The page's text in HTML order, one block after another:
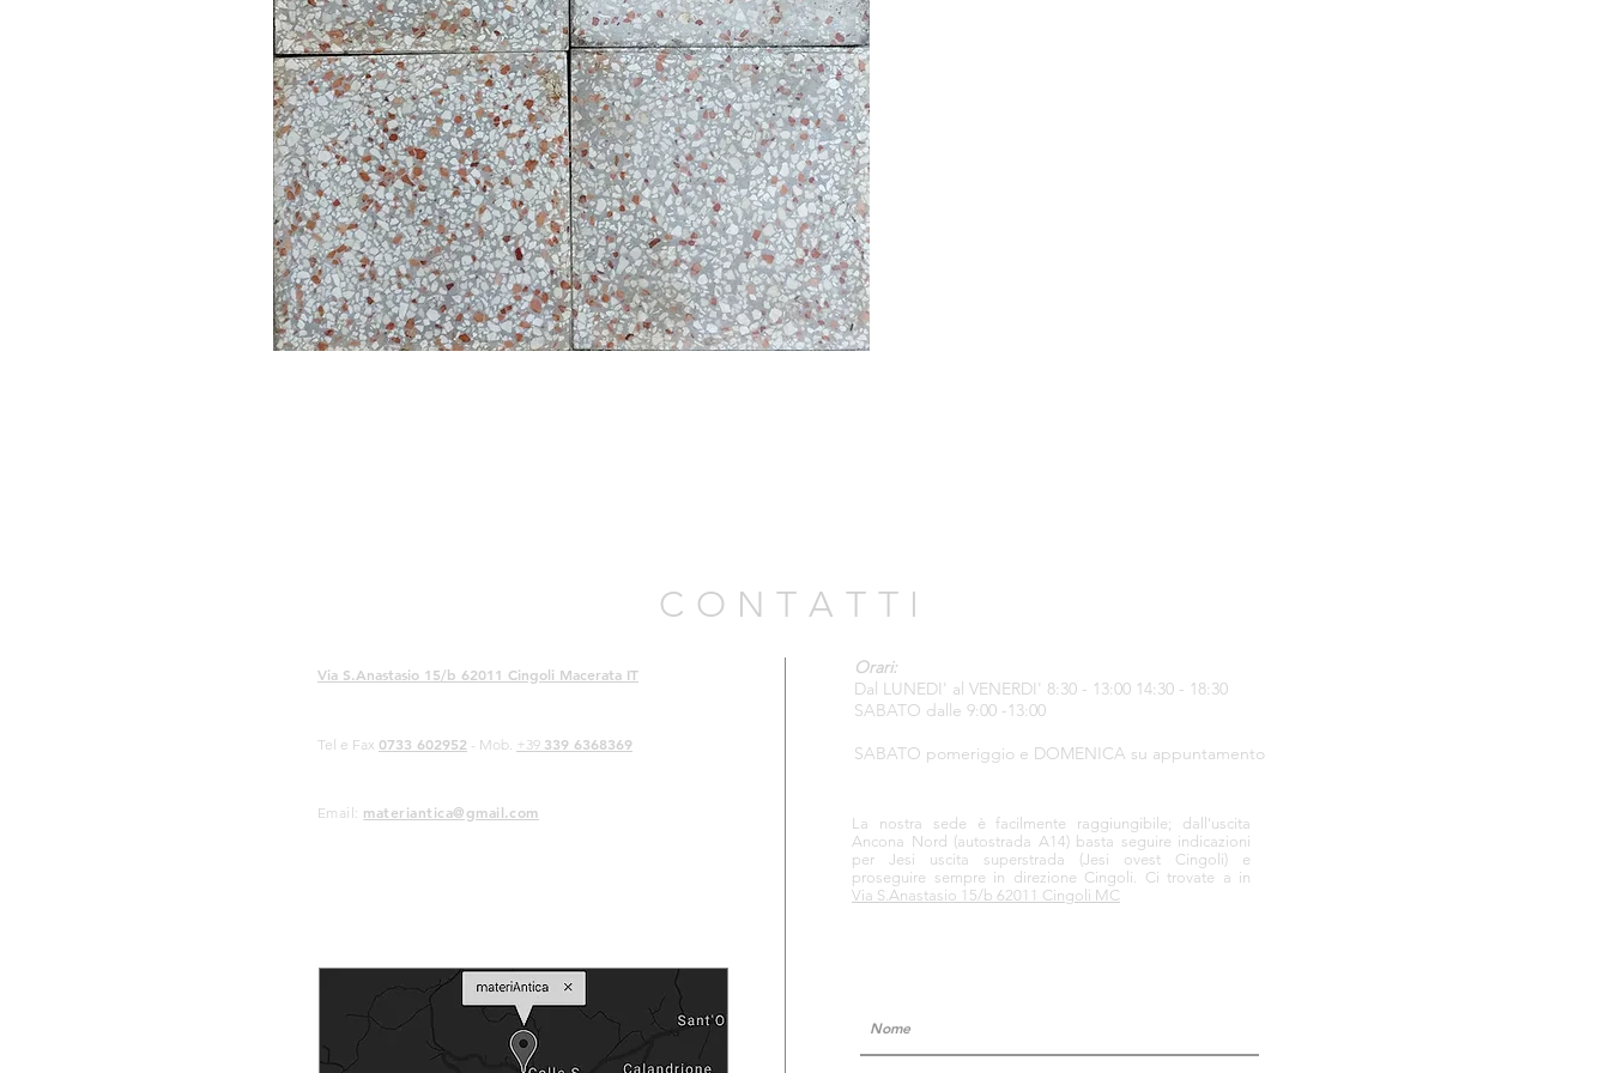
C O N T A T T I
Via S.Anastasio 15/b 62011 Cingoli Macerata IT
Tel e Fax 0733 602952 - Mob. +39 339 6368369
Email: materiantica@gmail.com
Orari:
Dal LUNEDI' al VENERDI' 8:30 - 13:00 14:30 - 18:30
SABATO dalle 9:00 -13:00
SABATO pomeriggio e DOMENICA su appuntamento
La nostra sede è facilmente raggiungibile; dall'uscita
Ancona Nord (autostrada A14) basta seguire indicazioni
per Jesi uscita superstrada (Jesi ovest Cingoli) e
proseguire sempre in direzione Cingoli. Ci trovate a in
Via S.Anastasio 15/b 62011 Cingoli MC